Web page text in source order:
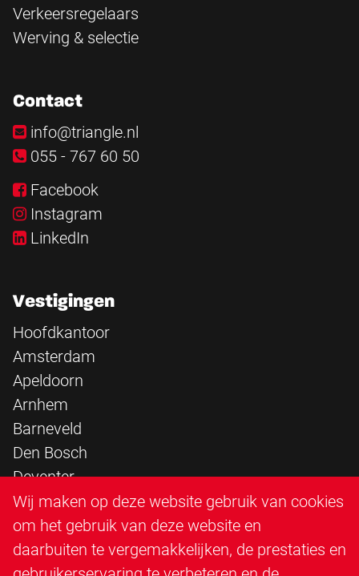
Verkeersregelaars
Werving & selectie
Contact
info@triangle.nl
055 - 767 60 50
Facebook
Instagram
LinkedIn
Vestigingen
Hoofdkantoor
Amsterdam
Apeldoorn
Arnhem
Barneveld
Den Bosch
Deventer
Epe
Sittard
Triangle Infra
Wij maken op deze website gebruik van cookies
om het gebruik van deze website en
daarbuiten te vergemakkelijken, de prestaties en